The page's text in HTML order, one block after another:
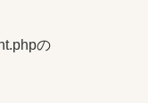
の